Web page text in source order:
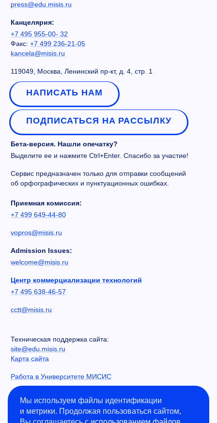
press@edu.misis.ru
Канцелярия:
+7 495 955-00- 32
Факс: +7 499 236-21-05
kancela@misis.ru
119049, Москва, Ленинский пр-кт, д. 4, стр. 1
НАПИСАТЬ НАМ
ПОДПИСАТЬСЯ НА РАССЫЛКУ
Бета-версия. Нашли опечатку?
Выделите ее и нажмите Ctrl+Enter. Спасибо за участие!
Сервис предназначен только для отправки сообщений
об орфографических и пунктуационных ошибках.
Приемная комиссия:
+7 499 649-44-80
vopros@misis.ru
Admission Issues:
welcome@misis.ru
Центр коммерциализации технологий
+7 495 638-46-57
cctt@misis.ru
Техническая поддержка сайта:
site@edu.misis.ru
Карта сайта
Работа в Университете МИСИС
Сведения об образовательной организации
Информация о закупках
Мы используем файлы идентификации
и метрики. Продолжая пользоваться сайтом,